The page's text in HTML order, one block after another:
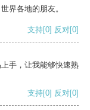
界各地的朋友。
支持[0] 反对[0]
手，让我能够快速熟
支持[0] 反对[0]